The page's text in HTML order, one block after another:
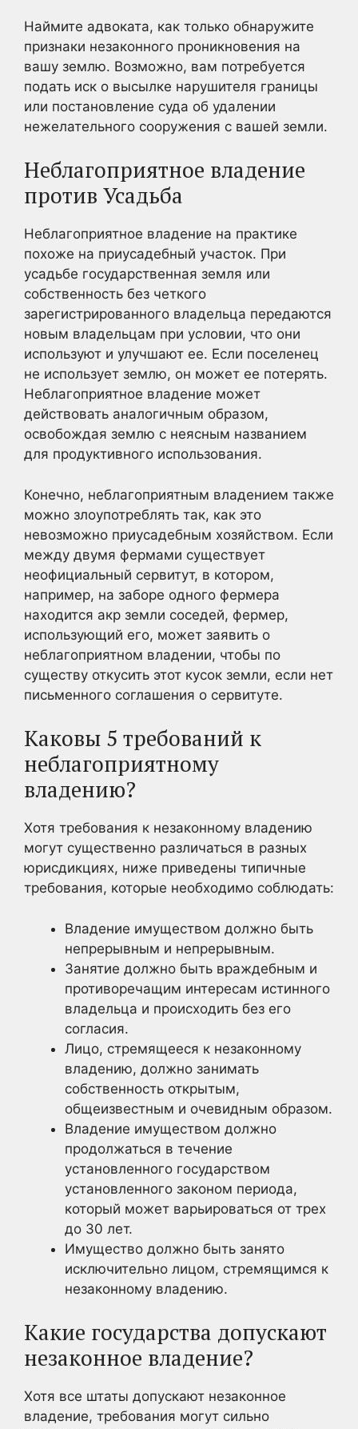
Наймите адвоката, как только обнаружите
признаки незаконного проникновения на
вашу землю. Возможно, вам потребуется
подать иск о высылке нарушителя границы
или постановление суда об удалении
нежелательного сооружения с вашей земли.
Неблагоприятное владение
против Усадьба
Неблагоприятное владение на практике
похоже на приусадебный участок. При
усадьбе государственная земля или
собственность без четкого
зарегистрированного владельца передаются
новым владельцам при условии, что они
используют и улучшают ее. Если поселенец
не использует землю, он может ее потерять.
Неблагоприятное владение может
действовать аналогичным образом,
освобождая землю с неясным названием
для продуктивного использования.
Конечно, неблагоприятным владением также
можно злоупотреблять так, как это
невозможно приусадебным хозяйством. Если
между двумя фермами существует
неофициальный сервитут, в котором,
например, на заборе одного фермера
находится акр земли соседей, фермер,
использующий его, может заявить о
неблагоприятном владении, чтобы по
существу откусить этот кусок земли, если нет
письменного соглашения о сервитуте.
Каковы 5 требований к
неблагоприятному
владению?
Хотя требования к незаконному владению
могут существенно различаться в разных
юрисдикциях, ниже приведены типичные
требования, которые необходимо соблюдать:
Владение имуществом должно быть
непрерывным и непрерывным.
Занятие должно быть враждебным и
противоречащим интересам истинного
владельца и происходить без его
согласия.
Лицо, стремящееся к незаконному
владению, должно занимать
собственность открытым,
общеизвестным и очевидным образом.
Владение имуществом должно
продолжаться в течение
установленного государством
установленного законом периода,
который может варьироваться от трех
до 30 лет.
Имущество должно быть занято
исключительно лицом, стремящимся к
незаконному владению.
Какие государства допускают
незаконное владение?
Хотя все штаты допускают незаконное
владение, требования могут сильно